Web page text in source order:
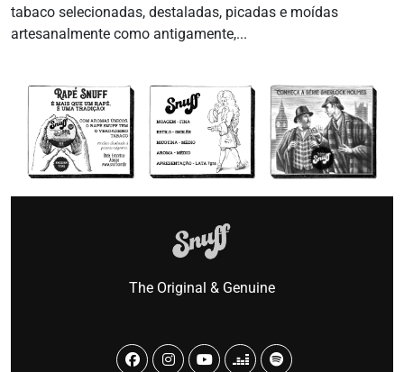
tabaco selecionadas, destaladas, picadas e moídas
artesanalmente como antigamente,...
The Original & Genuine